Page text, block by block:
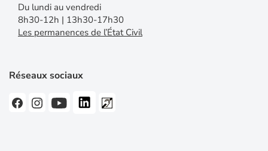
Du lundi au vendredi
8h30-12h | 13h30-17h30
Les permanences de l’État Civil
Réseaux sociaux